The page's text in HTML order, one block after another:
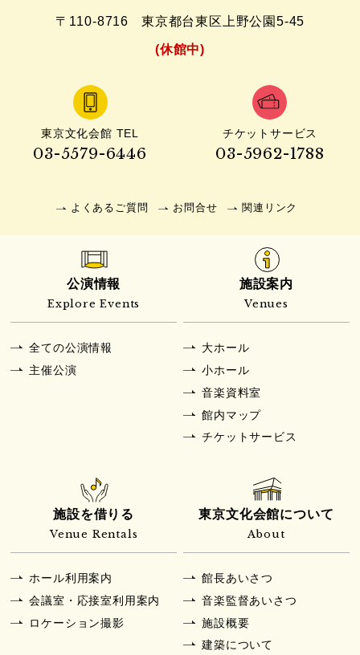
〒110-8716 東京都台東区上野公園5-45
(休館中)
東京文化会館 TEL
03-5579-6446
チケットサービス
03-5962-1788
よくあるご質問 お問合せ 関連リンク
公演情報
Explore Events
全ての公演情報
主催公演
施設案内
Venues
大ホール
小ホール
音楽資料室
館内マップ
チケットサービス
施設を借りる
Venue Rentals
ホール利用案内
会議室・応接室利用案内
ロケーション撮影
東京文化会館について
About
館長あいさつ
音楽監督あいさつ
施設概要
建築について